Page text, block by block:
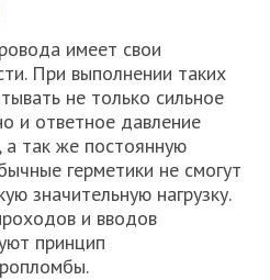
имеет свои
При выполнении таких
не только сильное
и ответное давление
а так же постоянную
герметики не смогут
значительную нагрузку.
и вводов
принцип